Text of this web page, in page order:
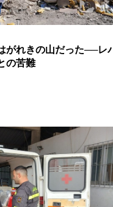
がれきの山だった──レ
の苦難